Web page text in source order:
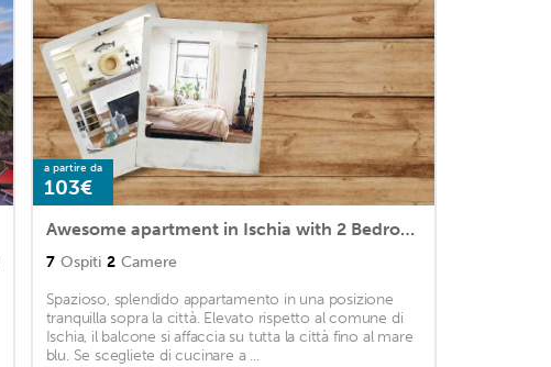
a partire da
103€
Awesome apartment in Ischia with 2 Bedrooms and WiFi
7 Ospiti 2 Camere
Spazioso, splendido appartamento in una posizione
tranquilla sopra la città. Elevato rispetto al comune di
Ischia, il balcone si affaccia su tutta la città fino al mare
blu. Se scegliete di cucinare a ...